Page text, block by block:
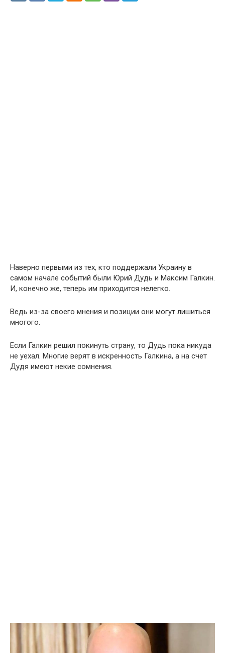
Наверно первыми из тех, кто поддержали Украину в
самом начале событий были Юрий Дудь и Максим Галкин.
И, конечно же, теперь им приходится нелегко.
Ведь из-за своего мнения и позиции они могут лишиться
многого.
Если Галкин решил покинуть страну, то Дудь пока никуда
не уехал. Многие верят в искренность Галкина, а на счет
Дудя имеют некие сомнения.